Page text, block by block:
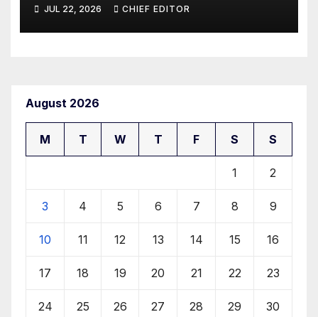
τον περιορισμό του clawback
JUL 22, 2026 CHIEF EDITOR
August 2026
M T W T F S S
1 2
3 4 5 6 7 8 9
10 11 12 13 14 15 16
17 18 19 20 21 22 23
24 25 26 27 28 29 30